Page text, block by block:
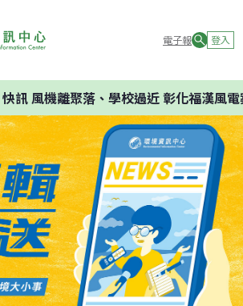
電子報 登入
快訊風機離聚落、學校過近 彰化福漢風電